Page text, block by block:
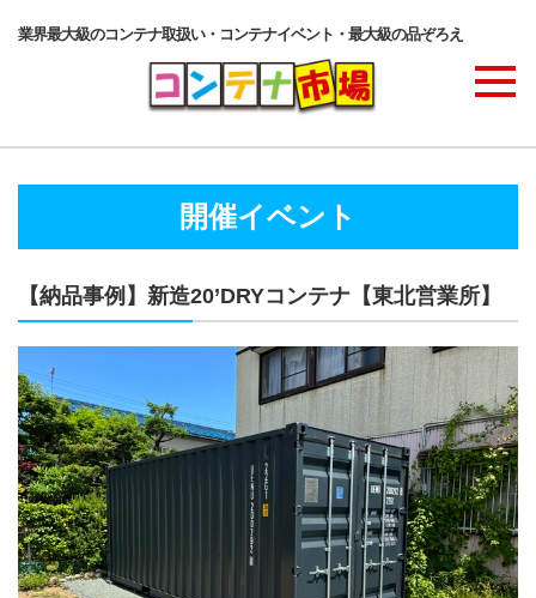
業界最大級のコンテナ取扱い・コンテナイベント・最大級の品ぞろえ
コンテナ・サービス
コンテナ活用例・実績
価格表
ご注文の流れ
開催イベント
【納品事例】新造20’DRYコンテナ【東北営業所】